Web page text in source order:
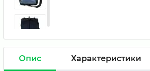
Опис Характеристики